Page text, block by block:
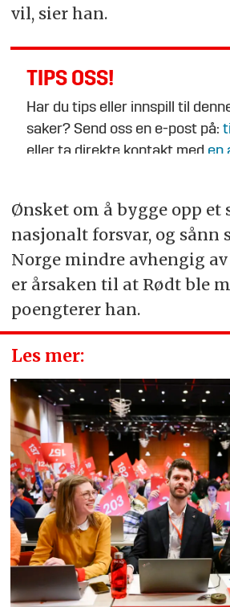
vil, sier han.
TIPS OSS!
Har du tips eller innspill til
saker? Send oss en e-post på:
eller ta direkte kontakt med en
Ønsket om å bygge opp et
nasjonalt forsvar, og sånn
Norge mindre avhengig av
er årsaken til at Rødt ble
poengterer han.
Les mer: